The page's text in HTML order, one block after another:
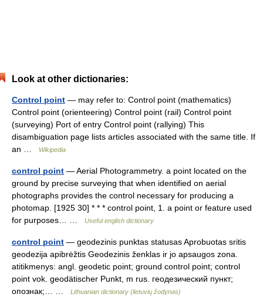
Look at other dictionaries:
Control point — may refer to: Control point (mathematics)
Control point (orienteering) Control point (rail) Control point
(surveying) Port of entry Control point (rallying) This
disambiguation page lists articles associated with the same title. If
an …
Wikipedia
control point — Aerial Photogrammetry. a point located on the
ground by precise surveying that when identified on aerial
photographs provides the control necessary for producing a
photomap. [1925 30] * * * control point, 1. a point or feature used
for purposes… …
Useful english dictionary
control point — geodezinis punktas statusas Aprobuotas sritis
geodezija apibrėžtis Geodezinis ženklas ir jo apsaugos zona.
atitikmenys: angl. geodetic point; ground control point; сontrol
point vok. geodätischer Punkt, m rus. геодезический пункт;
опознак;… …
Lithuanian dictionary (lietuvių žodynas)